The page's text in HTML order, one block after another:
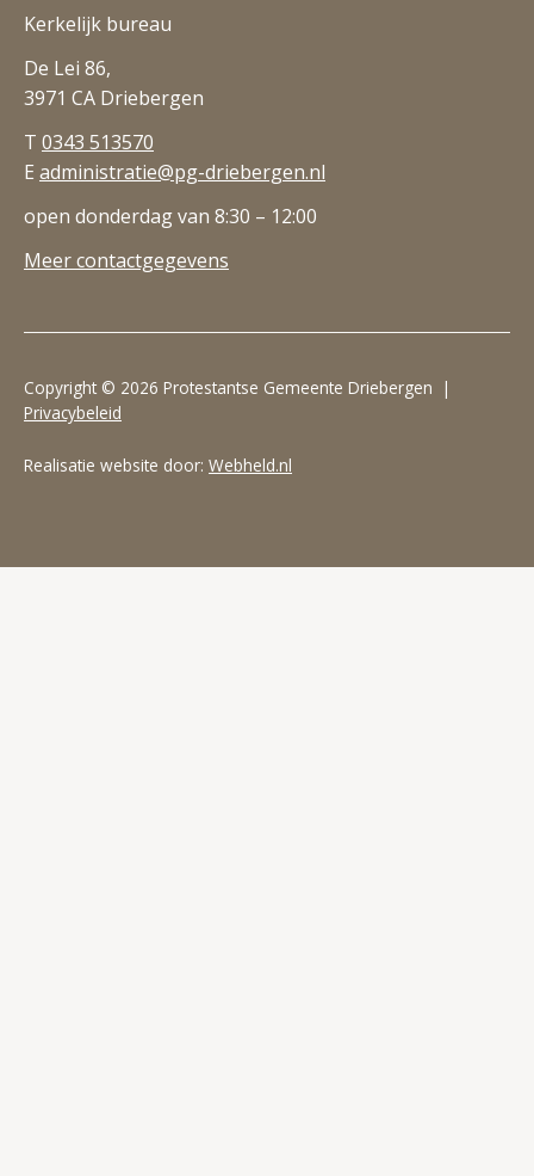
Kerkelijk bureau
De Lei 86,
3971 CA Driebergen
T 0343 513570
E administratie@pg-driebergen.nl
open donderdag van 8:30 – 12:00
Meer contactgegevens
Copyright © 2026 Protestantse Gemeente Driebergen |
Privacybeleid
Realisatie website door: Webheld.nl